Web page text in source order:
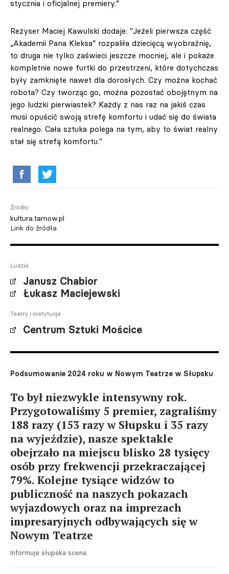
stycznia i oficjalnej premiery.”
Reżyser Maciej Kawulski dodaje: "Jeżeli pierwsza część
„Akademii Pana Kleksa” rozpaliła dziecięcą wyobraźnię,
to druga nie tylko zaświeci jeszcze mocniej, ale i pokaże
kompletnie nowe furtki do przestrzeni, które dotychczas
były zamknięte nawet dla dorosłych. Czy można kochać
robota? Czy tworząc go, można pozostać obojętnym na
jego ludzki pierwiastek? Każdy z nas raz na jakiś czas
musi opuścić swoją strefę komfortu i udać się do świata
realnego. Cała sztuka polega na tym, aby to świat realny
stał się strefą komfortu."
Źródło:
kultura.tarnow.pl
Link do źródła
Ludzie
Janusz Chabior
Łukasz Maciejewski
Teatry i instytucje
Centrum Sztuki Mościce
Podsumowanie 2024 roku w Nowym Teatrze w Słupsku
To był niezwykle intensywny rok.
Przygotowaliśmy 5 premier, zagraliśmy
188 razy (153 razy w Słupsku i 35 razy
na wyjeździe), nasze spektakle
obejrzało na miejscu blisko 28 tysięcy
osób przy frekwencji przekraczającej
79%. Kolejne tysiące widzów to
publiczność na naszych pokazach
wyjazdowych oraz na imprezach
impresaryjnych odbywających się w
Nowym Teatrze
Informuje słupska scena.